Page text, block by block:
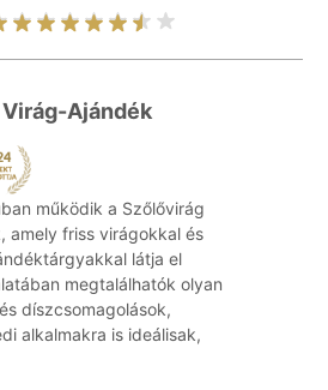
Ajándék
működik a Szőlővirág
amely friss virágokkal és
látja el
megtalálhatók olyan
díszcsomagolások,
alkalmakra is ideálisak,